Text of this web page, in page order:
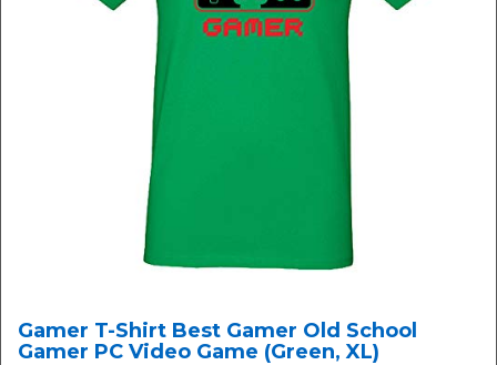
Gamer T-Shirt Best Gamer Old School
Gamer PC Video Game (Green, XL)